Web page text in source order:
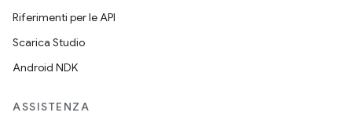
Riferimenti per le API
Scarica Studio
Android NDK
ASSISTENZA